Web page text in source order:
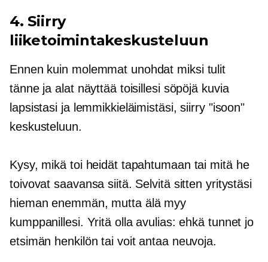
4. Siirry
liiketoimintakeskusteluun
Ennen kuin molemmat unohdat miksi tulit
tänne ja alat näyttää toisillesi söpöjä kuvia
lapsistasi ja lemmikkieläimistäsi, siirry "isoon"
keskusteluun.
Kysy, mikä toi heidät tapahtumaan tai mitä he
toivovat saavansa siitä. Selvitä sitten yritystäsi
hieman enemmän, mutta älä myy
kumppanillesi. Yritä olla avulias: ehkä tunnet jo
etsimän henkilön tai voit antaa neuvoja.